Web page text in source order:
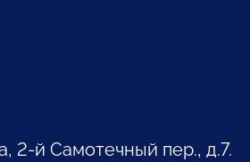
2-й Самотечный пер., д.7.